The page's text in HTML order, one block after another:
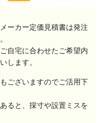
ーカー定価見積書は発注
自宅に合わせたご希望内
します。
もございますのでご活用下
ると、採寸や設置ミスを